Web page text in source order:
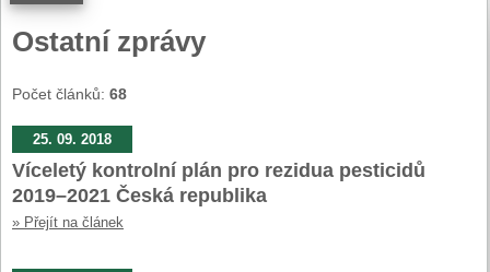
Ostatní zprávy
Počet článků: 68
25. 09. 2018
Víceletý kontrolní plán pro rezidua pesticidů
2019–2021 Česká republika
» Přejít na článek